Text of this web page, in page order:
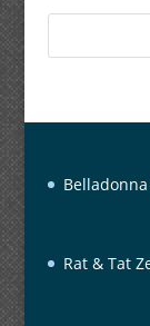
Rat & Tat